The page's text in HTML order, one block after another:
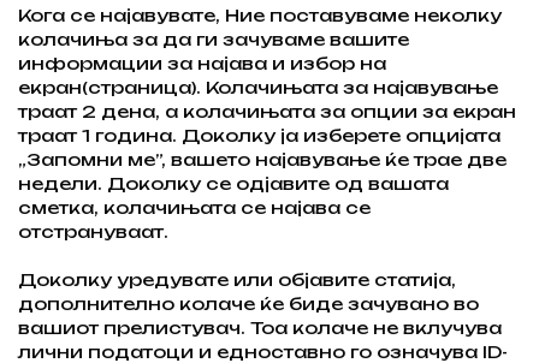
Кога се најавувате, Ние поставуваме неколку
колачиња за да ги зачуваме вашите
информации за најава и избор на
екран(страница). Колачињата за најавување
траат 2 дена, а колачињата за опции за екран
траат 1 година. Доколку ја изберете опцијата
„Запомни ме”, вашето најавување ќе трае две
недели. Доколку се одјавите од вашата
сметка, колачињата се најава се
отстрануваат.
Доколку уредувате или објавите статија,
дополнително колаче ќе биде зачувано во
вашиот прелистувач. Тоа колаче не вклучува
лични податоци и едноставно го означува ID-